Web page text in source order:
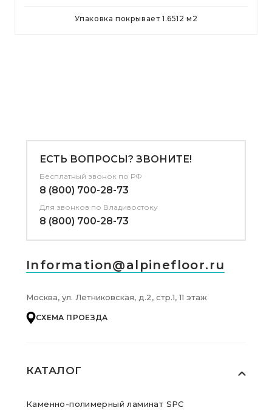
Упаковка покрывает 1.6512 м 2
КАТАЛОГ
Каменно-полимерный ламинат SPC
ЕСТЬ ВОПРОСЫ? ЗВОНИТЕ!
Бесплатный звонок по РФ
8 (800) 700-28-73
Для звонков по Владивостоку
8 (800) 700-28-73
Information@alpinefloor.ru
Москва, ул. Летниковская, д.2, стр.1, 11 этаж
СХЕМА ПРОЕЗДА